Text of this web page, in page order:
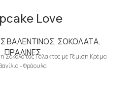
Love
ΒΑΛΕΝΤΙΝΟΣ, ΣΟΚΟΛΑΤΑ,
ΠΡΑΛΙΝΕΣ
Σοκολάτας Γάλακτος με Γέμιση Κρέμα
- Φράουλα